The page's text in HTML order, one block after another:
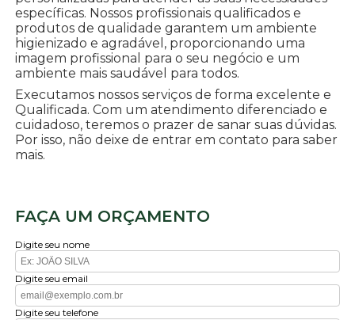
específicas. Nossos profissionais qualificados e
produtos de qualidade garantem um ambiente
higienizado e agradável, proporcionando uma
imagem profissional para o seu negócio e um
ambiente mais saudável para todos.
Executamos nossos serviços de forma excelente e
Qualificada. Com um atendimento diferenciado e
cuidadoso, teremos o prazer de sanar suas dúvidas.
Por isso, não deixe de entrar em contato para saber
mais.
FAÇA UM ORÇAMENTO
Digite seu nome
Digite seu email
Digite seu telefone